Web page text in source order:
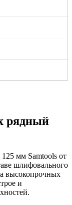
рядный
мм Samtools от
шлифовального
высокопрочных
и